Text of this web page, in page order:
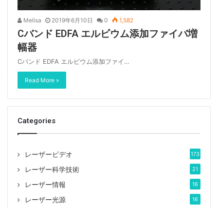
Melisa 2019年6月10日 0 1,582
Cバンド EDFA エルビウム添加ファイバ増
幅器
Cバンド EDFA エルビウム添加ファイ…
Read More »
Categories
レーザービデオ 173
レーザー科学技術 21
レーザー情報 16
レーザー光源 16